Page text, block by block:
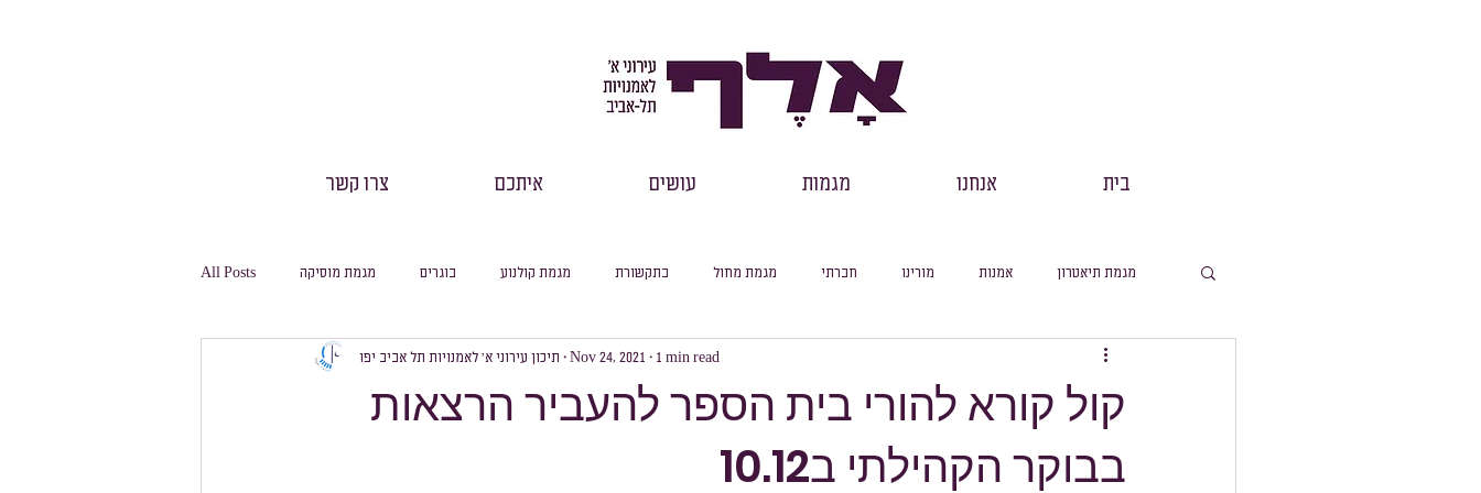
בית אנחנו מגמות עושים איתכם צרו קשר
All Posts מגמת מוסיקה בוגרים מגמת קולנוע בתקשורת מגמת מחול חברתי מורינו אמנות מגמת תיאטרון
חגיגה חינוך גופני סיכום חודשי עיוני למידה מקוונת מסלול תנך
מסלול מדעי החברה מסלול היסטוריה
קול קורא להורי בית הספר להעביר הרצאות
בבוקר הקהילתי ב10.12
תיכון עירוני א׳ לאמנויות תל אביב יפו Nov 24, 2021 1 min read